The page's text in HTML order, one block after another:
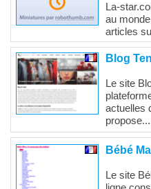
La-
au
articles
Blog
Le site
actuelles
propose...
Bébé
Le site